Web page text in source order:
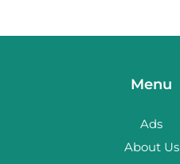
Menu
Ads
About Us